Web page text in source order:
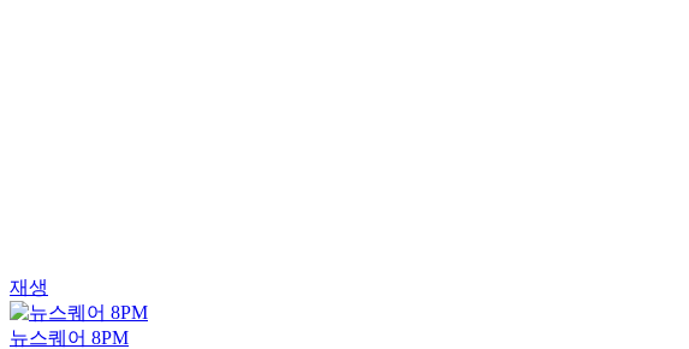
재생
뉴스퀘어 8PM